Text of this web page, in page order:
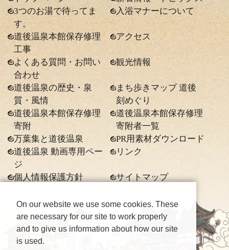
3つのお湯で待ってま
す。
入浴マナーについて
道後温泉本館保存修理
工事
アクセス
よくある質問・お問い
合わせ
観光情報
道後温泉の歴史・泉
質・風情
まち歩きマップ 道後
刻めぐり
道後温泉本館保存修理
寄附
道後温泉本館保存修理
寄附者一覧
万葉集と道後温泉
PR用素材ダウンロード
道後温泉 動画専用ペー
ジ
リンク
個人情報保護方針 サイトマップ
On our website we use some cookies. These
are necessary for our site to work properly
and to give us information about how our site
is used.